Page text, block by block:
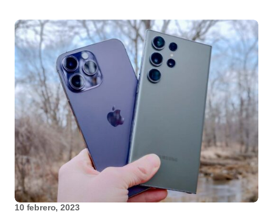
10 febrero, 2023